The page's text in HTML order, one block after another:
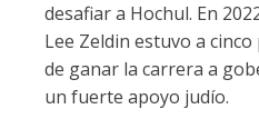
desafiar a Hochul. En
Lee Zeldin estuvo a
de ganar la carrera a
un fuerte apoyo judío.